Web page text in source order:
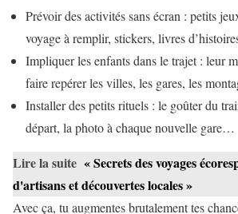
Prévoir des activités sans écran : petits
voyage à remplir, stickers, livres
Impliquer les enfants dans le trajet : leur
faire repérer les villes, les gares, les
Installer des petits rituels : le goûter du
départ, la photo à chaque nouvelle gare…
Lire la suite « Secrets des voyages
d'artisans et découvertes locales »
Avec ça, tu augmentes brutalement tes